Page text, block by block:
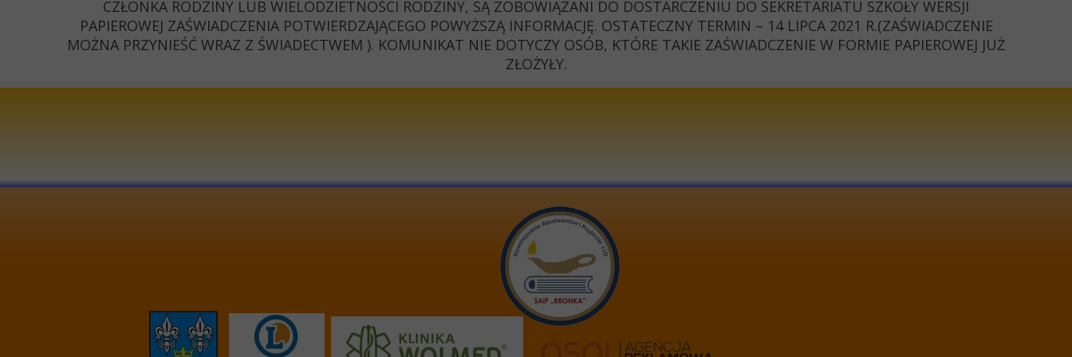
CZŁONKA RODZINY LUB WIELODZIETNOŚCI RODZINY, SĄ ZOBOWIĄZANI DO DOSTARCZENIU DO SEKRETARIATU SZKOŁY WERSJI
PAPIEROWEJ ZAŚWIADCZENIA POTWIERDZAJĄCEGO POWYŻSZĄ INFORMACJĘ. OSTATECZNY TERMIN – 14 LIPCA 2021 R.(ZAŚWIADCZENIE
MOŻNA PRZYNIEŚĆ WRAZ Z ŚWIADECTWEM ). KOMUNIKAT NIE DOTYCZY OSÓB, KTÓRE TAKIE ZAŚWIADCZENIE W FORMIE PAPIEROWEJ JUŻ
ZŁOŻYŁY.